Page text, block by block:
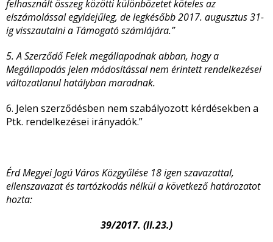
felhasznált összeg közötti különbözetet köteles az
elszámolással egyidejűleg, de legkésőbb 2017. augusztus 31-
ig visszautalni a Támogató számlájára.”
5. A Szerződő Felek megállapodnak abban, hogy a
Megállapodás jelen módosítással nem érintett rendelkezései
változatlanul hatályban maradnak.
6. Jelen szerződésben nem szabályozott kérdésekben a
Ptk. rendelkezései irányadók.”
Érd Megyei Jogú Város Közgyűlése 18 igen szavazattal,
ellenszavazat és tartózkodás nélkül a következő határozatot
hozta:
39/2017. (II.23.)